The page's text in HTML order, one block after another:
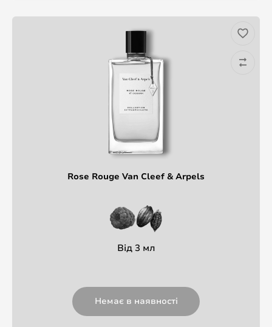
Rose Rouge Van Cleef & Arpels
Від 3 мл
Немає в наявності